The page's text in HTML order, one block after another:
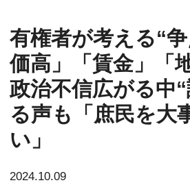
有権者が考える“
価高」「賃金」「
政治不信広がる中
る声も「庶民を大
い」
2024.10.09